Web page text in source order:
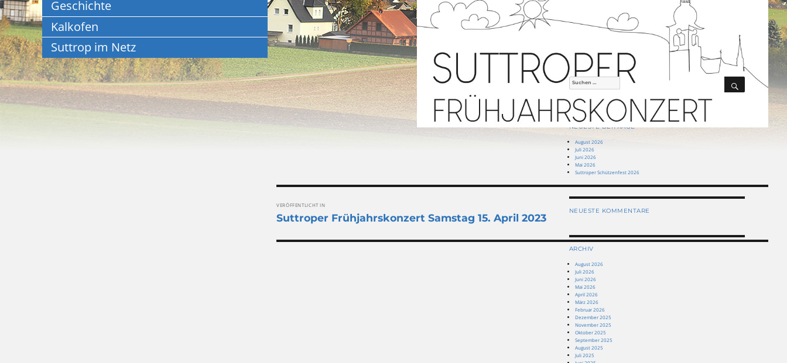
Geschichte
Kalkofen
Suttrop im Netz
VERÖFFENTLICHT IN
Suttroper Frühjahrskonzert Samstag 15. April 2023
Suchen
SUCHEN
NEUESTE BEITRÄGE
August 2026
Juli 2026
Juni 2026
Mai 2026
Suttroper Schützenfest 2026
NEUESTE KOMMENTARE
ARCHIV
August 2026
Juli 2026
Juni 2026
Mai 2026
April 2026
März 2026
Februar 2026
Dezember 2025
November 2025
Oktober 2025
September 2025
August 2025
Juli 2025